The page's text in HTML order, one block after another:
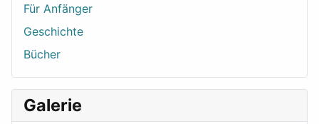
Für Anfänger
Geschichte
Bücher
Galerie